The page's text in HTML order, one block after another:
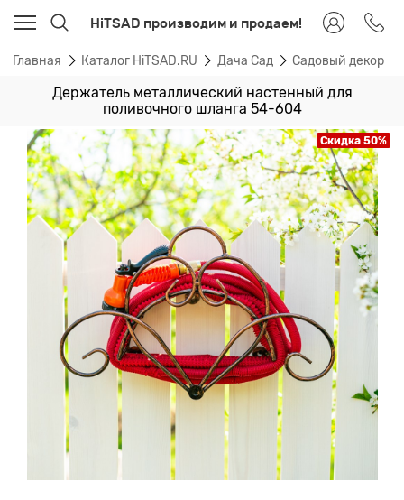
HiTSAD производим и продаем!
Главная Каталог HiTSAD.RU Дача Сад Садовый декор
Держатель металлический настенный для
поливочного шланга 54-604
Скидка 50%